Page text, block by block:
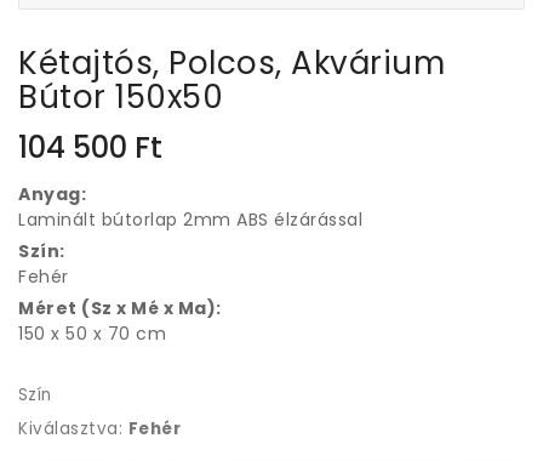
Kétajtós, Polcos, Akvárium
Bútor 150x50
104 500 Ft
Anyag:
Laminált bútorlap 2mm ABS élzárással
Szín:
Fehér
Méret (Sz x Mé x Ma):
150 x 50 x 70 cm
Szín
Kiválasztva: Fehér